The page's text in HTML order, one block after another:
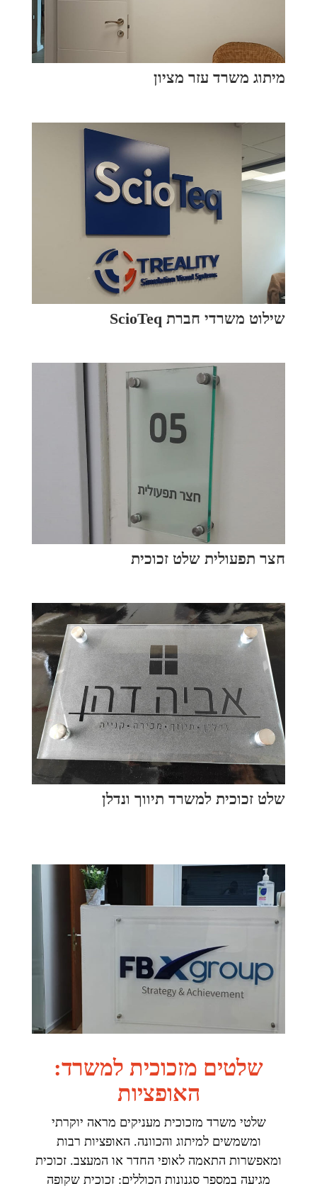
מיתוג משרד עזר מציון
שילוט משרדי חברת ScioTeq
חצר תפעולית שלט זכוכית
שלט זכוכית למשרד תיווך ונדלן
שלטים מזכוכית למשרד:
האופציות
שלטי משרד מזכוכית מעניקים מראה יוקרתי
ומשמשים למיתוג והכוונה. האופציות רבות
ומאפשרות התאמה לאופי החדר או המעצב. זכוכית
מגיעה במספר סגנונות הכוללים: זכוכית שקופה